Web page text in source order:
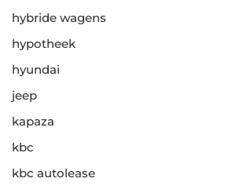
hybride wagens
hypotheek
hyundai
jeep
kapaza
kbc
kbc autolease